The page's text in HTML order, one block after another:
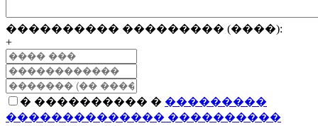
���������� ��������� (����):
+
� ���������� � ���������
�������������� ����������